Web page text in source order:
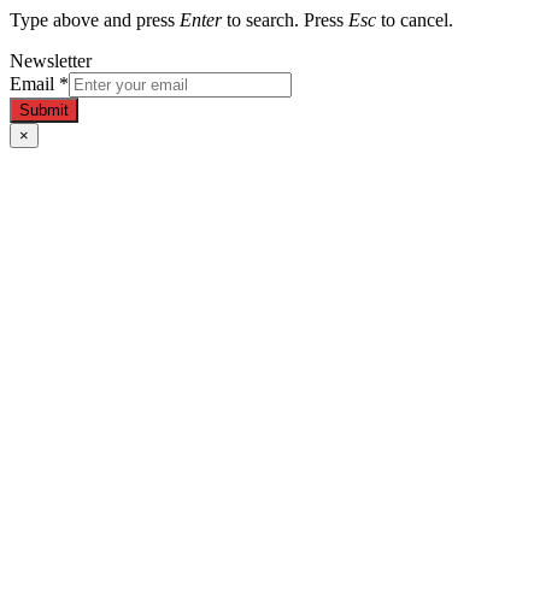
Type above and press Enterto search. Press Esc to cancel.
Newsletter
Email *
Submit
×